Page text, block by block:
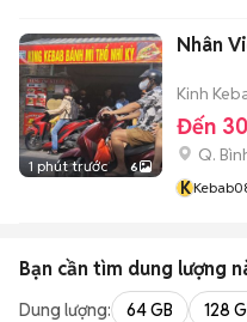
1 phút trước 6
Nhân
Kinh
Đến
Q.
K
Bạn cần tìm dung lượng
Dung lượng: 64 GB 128